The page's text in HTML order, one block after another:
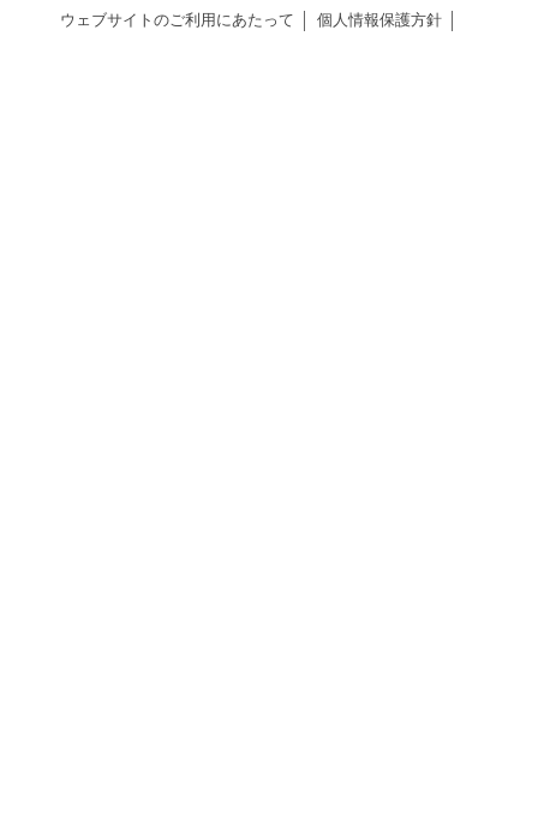
ウェブサイトのご利用にあたって 個人情報保護方針